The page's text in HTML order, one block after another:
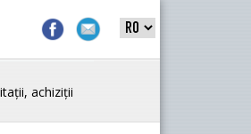
achiziții